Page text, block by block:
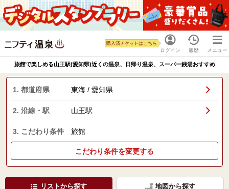
ログイン
購入済チケットはこちら
履歴 メニュー
旅館で楽しめる山王駅(愛知県)近くの温泉、日帰り温泉、スーパー銭湯おすすめ
1. 都道府県 東海 / 愛知県
2. 沿線・駅 山王駅
3. こだわり条件 旅館
こだわり条件を変更する
リストから探す 地図から探す